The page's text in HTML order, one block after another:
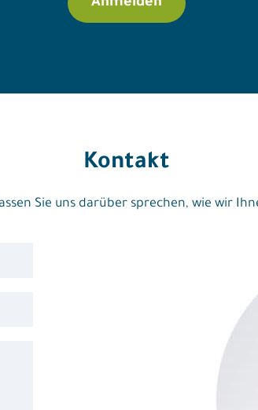
Kontakt
Sie uns darüber sprechen, wie wir